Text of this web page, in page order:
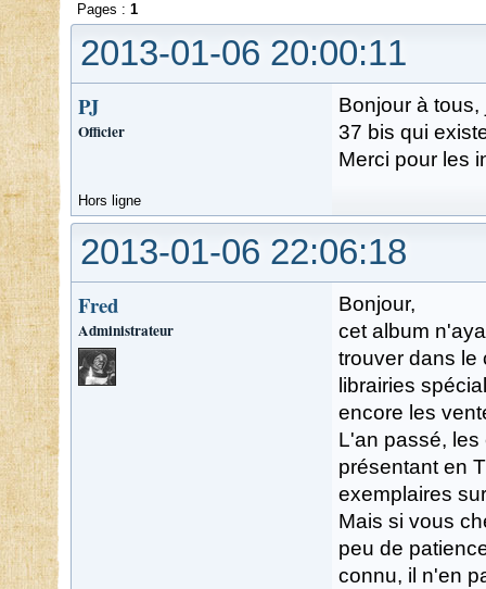
Pages : 1
2013-01-06 20:00:11
PJ
Officier
Bonjour à
37 bis qui
Merci pour les
Hors ligne
2013-01-06 22:06:18
Fred
Administrateur
Bonjour,
cet album
trouver dans le
librairies
encore les
L'an passé, les
présentant en
exemplaires
Mais si vous
peu de
connu, il n'en